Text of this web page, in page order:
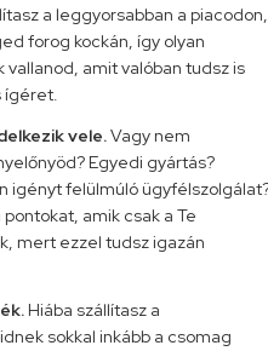
a leggyorsabban a piacodon,
forog kockán, így olyan
amit valóban tudsz is
ígéret.
vele.Vagy nem
Egyedi gyártás?
igényt felülmúló
amik csak a Te
mert ezzel tudsz igazán
Hiába szállítasz a
sokkal inkább a csomag